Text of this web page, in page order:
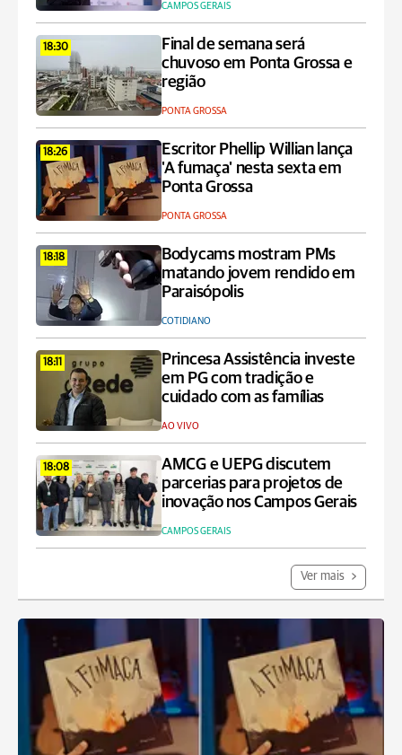
CAMPOS GERAIS
18:30
Final de semana será
chuvoso em Ponta Grossa e
região
PONTA GROSSA
18:26
Escritor Phellip Willian lança
'A fumaça' nesta sexta em
Ponta Grossa
PONTA GROSSA
18:18
Bodycams mostram PMs
matando jovem rendido em
Paraisópolis
COTIDIANO
18:11
Princesa Assistência investe
em PG com tradição e
cuidado com as famílias
AO VIVO
18:08
AMCG e UEPG discutem
parcerias para projetos de
inovação nos Campos Gerais
CAMPOS GERAIS
Ver mais